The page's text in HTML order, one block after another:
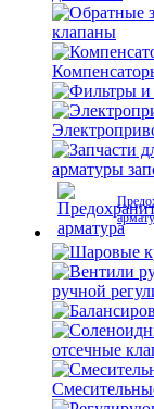
клапаны
арматуры
ручной
отсечные